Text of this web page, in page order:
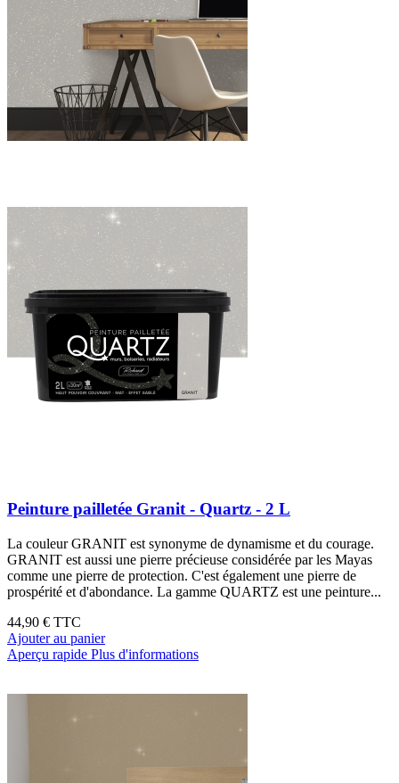
Peinture pailletée Granit - Quartz - 2 L
La couleur GRANIT est synonyme de dynamisme et du courage.
GRANIT est aussi une pierre précieuse considérée par les Mayas
comme une pierre de protection. C'est également une pierre de
prospérité et d'abondance. La gamme QUARTZ est une peinture...
44,90 € TTC
Ajouter au panier
Aperçu rapide Plus d'informations